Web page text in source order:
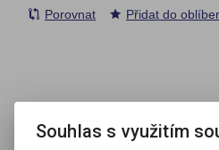
Porovnat Přidat do
Souhlas s využitím